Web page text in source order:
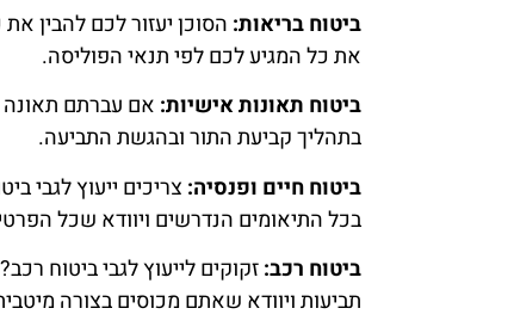
ביטוח בריאות: הסוכן יעזור לכם להבין
את כל המגיע לכם לפי תנאי הפוליסה.
ביטוח תאונות אישיות: אם עברתם תאונה
בתהליך קביעת התור ובהגשת התביעה.
ביטוח חיים ופנסיה: צריכים ייעוץ לגבי
בכל התיאומים הנדרשים ויוודא שכל
ביטוח רכב:זקוקים לייעוץ לגבי ביטוח
תביעות ויוודא שאתם מכוסים בצורה